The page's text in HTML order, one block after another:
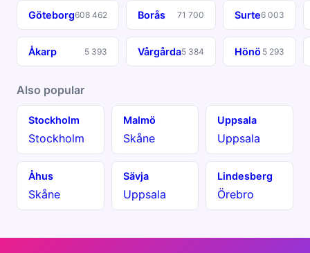
Göteborg608 462 Borås 71 700 Surte6 003
Åkarp 5 393 Vårgårda5 384 Hönö 5 293
Also popular
Stockholm
Stockholm
Malmö
Skåne
Uppsala
Uppsala
Åhus
Skåne
Sävja
Uppsala
Lindesberg
Örebro